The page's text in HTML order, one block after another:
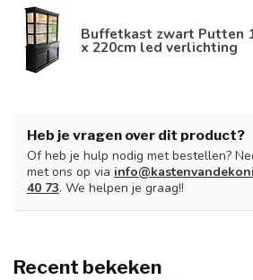
Buffetkast zwart Putten
x 220cm led verlichting
Heb je vragen over dit product?
Of heb je hulp nodig met bestellen?
met ons op via
40 73. We helpen je graag!!
Recent bekeken